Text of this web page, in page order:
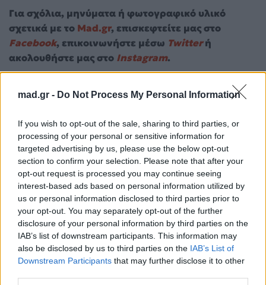
mad.gr - Do Not Process My Personal Information
If you wish to opt-out of the sale, sharing to third parties, or
processing of your personal or sensitive information for
targeted advertising by us, please use the below opt-out
section to confirm your selection. Please note that after your
opt-out request is processed you may continue seeing
interest-based ads based on personal information utilized by
us or personal information disclosed to third parties prior to
your opt-out. You may separately opt-out of the further
disclosure of your personal information by third parties on the
IAB’s list of downstream participants. This information may
also be disclosed by us to third parties on the IAB’s List of
Downstream Participants that may further disclose it to other
Για σχόλια, μηνύματα ή φωτογραφικό υλικό
σχετικά με το Mad.gr, επισκεφτείτε μας στο
Facebook, επικοινωνήστε μέσω Twitterή
ακολουθήστε μας στο Instagram.
Mad.gr στο Google
News
Ακολουθήστε το
Mad.gr στο MSN
Μοιράσου αυτό το άρθρο